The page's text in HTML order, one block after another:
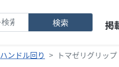
検索 掲
ハンドル回り トマゼリグリッ